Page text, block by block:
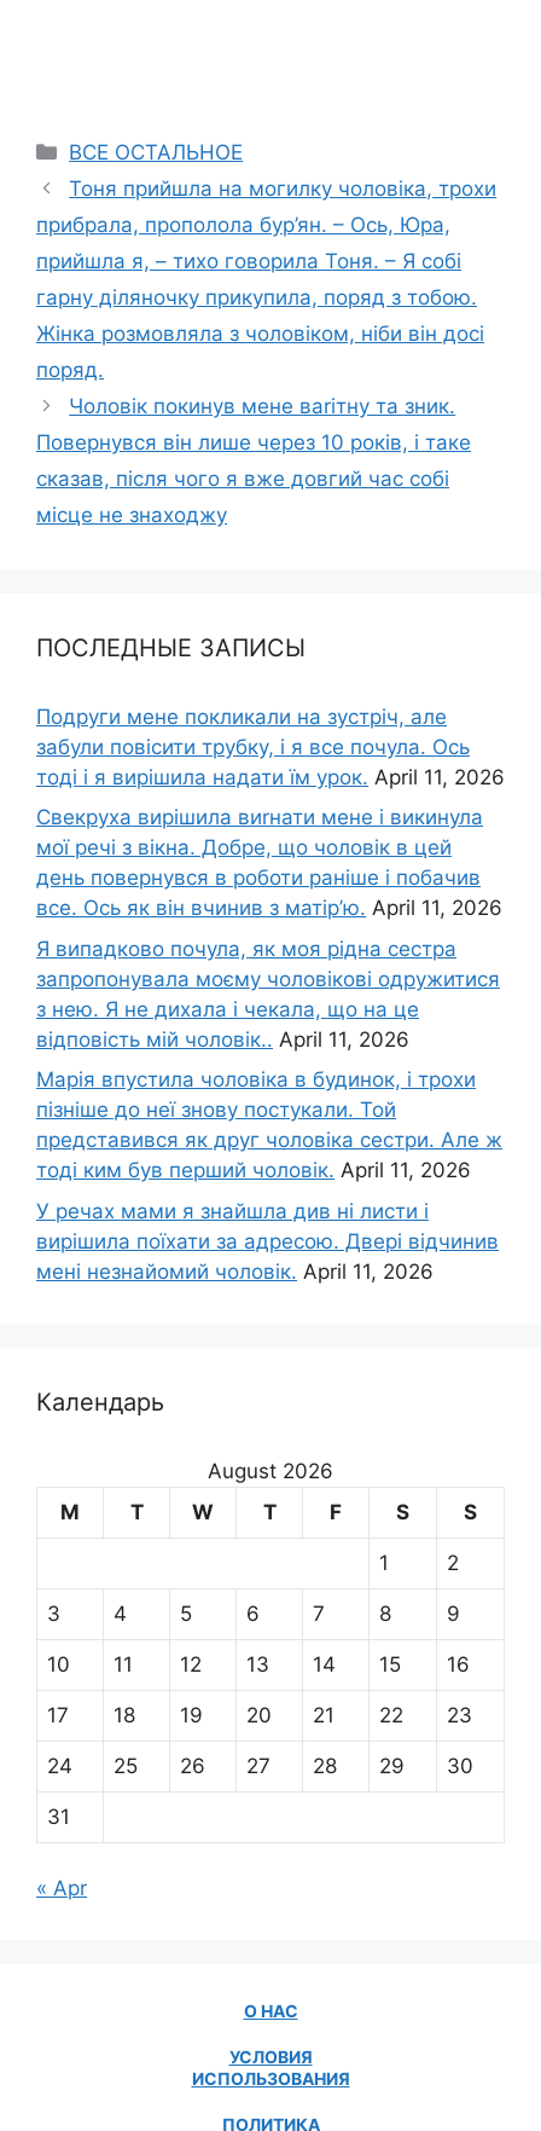
Categories
ВСЕ ОСТАЛЬНОЕ
Тоня прийшла на могилку чоловіка, трохи
прибрала, прополола бур’ян. – Ось, Юра,
прийшла я, – тихо говорила Тоня. – Я собі
гарну діляночку прикупила, поряд з тобою.
Жінка розмовляла з чоловіком, ніби він досі
поряд.
Чоловік покинув мене ваrітну та зник.
Повернувся він лише через 10 років, і таке
сказав, після чого я вже довгий час собі
місце не знаходжу
ПОСЛЕДНЫЕ ЗАПИСЫ
Подруги мене покликали на зустріч, але
забули повісити трубку, і я все почула. Ось
тоді і я вирішила надати їм урок. April 11, 2026
Свекруха вирішила виrнати мене і викинула
мої речі з вікна. Добре, що чоловік в цей
день повернувся в роботи раніше і побачив
все. Ось як він вчинив з матір’ю. April 11, 2026
Я випадково почула, як моя рідна сестра
запропонувала моєму чоловікові одружитися
з нею. Я не дихала і чекала, що на це
відповість мій чоловік.. April 11, 2026
Марія впустила чоловіка в будинок, і трохи
пізніше до неї знову постукали. Той
представився як друг чоловіка сестри. Але ж
тоді ким був перший чоловік. April 11, 2026
У речах мами я знайшла див ні листи і
вирішила поїхати за адресою. Двері відчинив
мені незнайомий чоловік. April 11, 2026
Календарь
August 2026
M
T W T F S S
1 2
3 4 5 6 7 8 9
10 11 12 13 14 15 16
17 18 19 20 21 22 23
24 25 26 27 28 29 30
31
« Apr
О НАС
УСЛОВИЯ
ИСПОЛЬЗОВАНИЯ
ПОЛИТИКА